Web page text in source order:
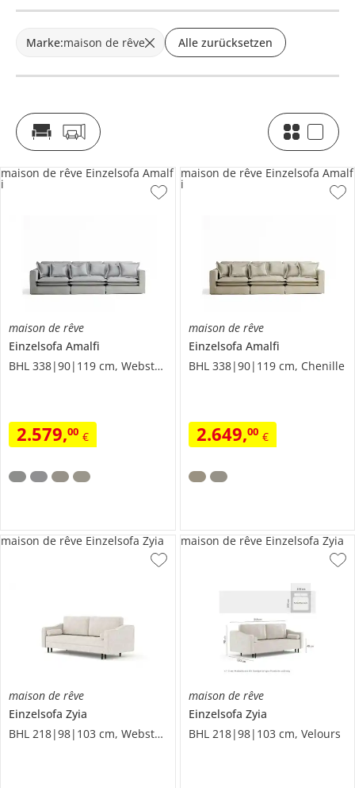
Marke:maison de rêve Alle zurücksetzen
maison de rêve
Einzelsofa Amalfi
BHL 338|90|119 cm, Webstoff fein
2.579,00 €
maison de rêve Einzelsofa Amalf
i
maison de rêve
Einzelsofa Amalfi
BHL 338|90|119 cm, Chenille
2.649,00 €
maison de rêve Einzelsofa Amalf
i
maison de rêve
Einzelsofa Zyia
BHL 218|98|103 cm, Webstoff meliert
maison de rêve Einzelsofa Zyia
maison de rêve
Einzelsofa Zyia
BHL 218|98|103 cm, Velours
maison de rêve Einzelsofa Zyia